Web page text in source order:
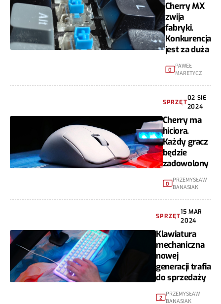
Cherry MX
zwija
fabryki.
Konkurencja
jest za duża
0 PAWEŁ
MARETYCZ
SPRZĘT
02 SIE
2024
Cherry ma
hiciora.
Każdy gracz
będzie
zadowolony
0 PRZEMYSŁAW
BANASIAK
SPRZĘT
15 MAR
2024
Klawiatura
mechaniczna
nowej
generacji trafia
do sprzedaży
2
PRZEMYSŁAW
BANASIAK